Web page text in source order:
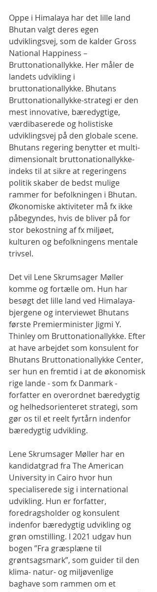
Oppe i Himalaya har det lille land
Bhutan valgt deres egen
udviklingsvej, som de kalder Gross
National Happiness –
Bruttonationallykke. Her måler de
landets udvikling i
bruttonationallykke. Bhutans
Bruttonationallykke-strategi er den
mest innovative, bæredygtige,
værdibaserede og holistiske
udviklingsvej på den globale scene.
Bhutans regering benytter et multi-
dimensionalt bruttonationallykke-
indeks til at sikre at regeringens
politik skaber de bedst mulige
rammer for befolkningen i Bhutan.
Økonomiske aktiviteter må fx ikke
påbegyndes, hvis de bliver på for
stor bekostning af fx miljøet,
kulturen og befolkningens mentale
trivsel.
Det vil Lene Skrumsager Møller
komme og fortælle om. Hun har
besøgt det lille land ved Himalaya-
bjergene og interviewet Bhutans
første Premierminister Jigmi Y.
Thinley om Bruttonationallykke. Efter
at have arbejdet som konsulent for
Bhutans Bruttonationallykke Center,
ser hun en fremtid i at de økonomisk
rige lande - som fx Danmark -
forfatter en overordnet bæredygtig
og helhedsorienteret strategi, som
gør os til et reelt fyrtårn indenfor
bæredygtig udvikling.
Lene Skrumsager Møller har en
kandidatgrad fra The American
University in Cairo hvor hun
specialiserede sig i international
udvikling. Hun er forfatter,
foredragsholder og konsulent
indenfor bæredygtig udvikling og
grøn omstilling. I 2021 udgav hun
bogen ”Fra græsplæne til
grøntsagsmark”, som guider til den
klima- natur- og miljøvenlige
baghave som rammen om et